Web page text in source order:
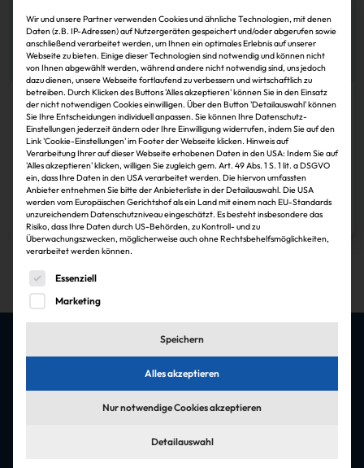
Köpfe
Henning Heinemann (32) ist in die
Geschäftsführung von Targareal…
IZ 30.11.2024
Zum Artikel
Die besten Jobs & Arbeitgeber in der
Immobilienbranche
Wir und unsere Partner verwenden Cookies und ähnliche Technologien, mit denen
Daten (z.B. IP-Adressen) auf Nutzergeräten gespeichert und/oder abgerufen sowie
anschließend verarbeitet werden, um Ihnen ein optimales Erlebnis auf unserer
Webseite zu bieten. Einige dieser Technologien sind notwendig und können nicht
von Ihnen abgewählt werden, während andere nicht notwendig sind, uns jedoch
dazu dienen, unsere Webseite fortlaufend zu verbessern und wirtschaftlich zu
betreiben. Durch Klicken des Buttons 'Alles akzeptieren' können Sie in den Einsatz
der nicht notwendigen Cookies einwilligen. Über den Button 'Detailauswahl' können
Sie Ihre Entscheidungen individuell anpassen. Sie können Ihre Datenschutz-
Einstellungen jederzeit ändern oder Ihre Einwilligung widerrufen, indem Sie auf den
Link 'Cookie-Einstellungen' im Footer der Webseite klicken. Hinweis auf
Verarbeitung Ihrer auf dieser Webseite erhobenen Daten in den USA: Indem Sie auf
'Alles akzeptieren' klicken, willigen Sie zugleich gem. Art. 49 Abs. 1 S. 1 lit. a DSGVO
ein, dass Ihre Daten in den USA verarbeitet werden. Die hiervon umfassten
Anbieter entnehmen Sie bitte der Anbieterliste in der Detailauswahl. Die USA
werden vom Europäischen Gerichtshof als ein Land mit einem nach EU-Standards
unzureichendem Datenschutzniveau eingeschätzt. Es besteht insbesondere das
Risiko, dass Ihre Daten durch US-Behörden, zu Kontroll- und zu
Überwachungszwecken, möglicherweise auch ohne Rechtsbehelfsmöglichkeiten,
verarbeitet werden können.
Es folgt eine Liste der Service-Gruppen, für die eine
Essenziell
Marketing
Speichern
Alles akzeptieren
Nur notwendige Cookies akzeptieren
Detailauswahl